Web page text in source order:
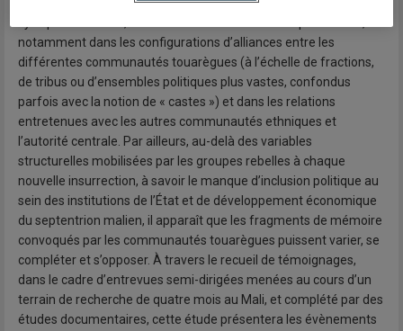
sont succédé dans une logique historique souvent qualifiée de
notamment dans les configurations d’alliances entre les
différentes communautés touarègues (à l’échelle de fractions,
de tribus ou d’ensembles politiques plus vastes, confondus
parfois avec la notion de « castes ») et dans les relations
entretenues avec les autres communautés ethniques et
l’autorité centrale. Par ailleurs, au-delà des variables
structurelles mobilisées par les groupes rebelles à chaque
nouvelle insurrection, à savoir le manque d’inclusion politique au
sein des institutions de l’État et de développement économique
du septentrion malien, il apparaît que les fragments de mémoire
convoqués par les communautés touarègues puissent varier, se
compléter et s’opposer. À travers le recueil de témoignages,
dans le cadre d’entrevues semi-dirigées menées au cours d’un
terrain de recherche de quatre mois au Mali, et complété par des
études documentaires, cette étude présentera les évènements